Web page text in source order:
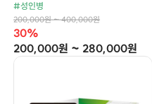
#성인병
200,000원 ~ 400,000원
30%
200,000원 ~ 280,000원